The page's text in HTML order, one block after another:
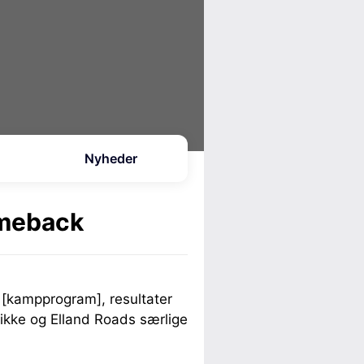
Nyheder
resultater
og Elland Roads særlige